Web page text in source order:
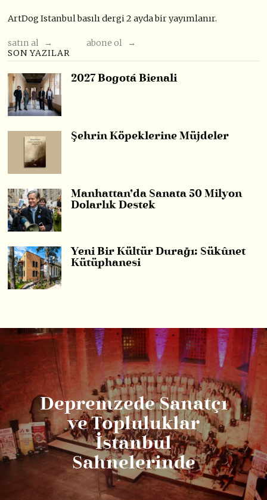
ArtDog Istanbul basılı dergi 2 ayda bir yayımlanır.
satın al →
abone ol →
SON YAZILAR
2027 Bogotá Bienali
Şehrin Köpeklerine Müjdeler
Manhattan’da Sanata 50 Milyon
Dolarlık Destek
Yeni Bir Kültür Durağı: Sükûnet
Kütüphanesi
Depremzede Sanatçı
ve Topluluklar
İstanbul
Sahnelerinde